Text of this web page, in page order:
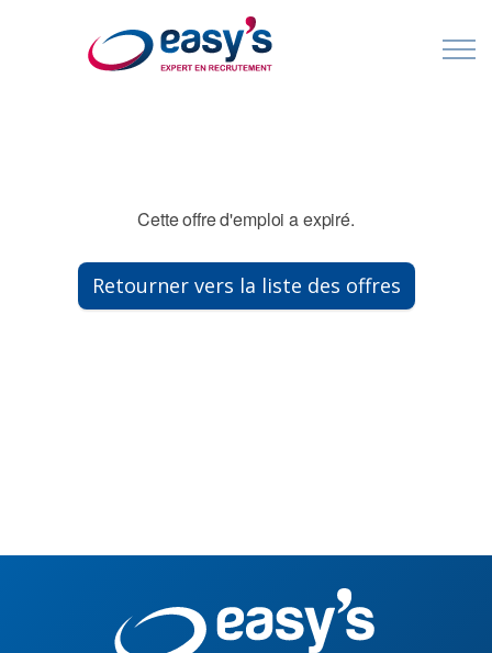
Cabinet de Recrutement & Agences d'Intérim - spécialisés en France et à l'International
Cette offre d'emploi a expiré.
Retourner vers la liste des offres